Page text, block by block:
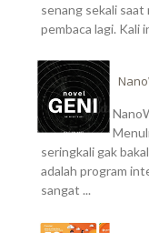
senang sekali
pembaca lagi. Kali
seringkali gak
adalah program
sangat ...